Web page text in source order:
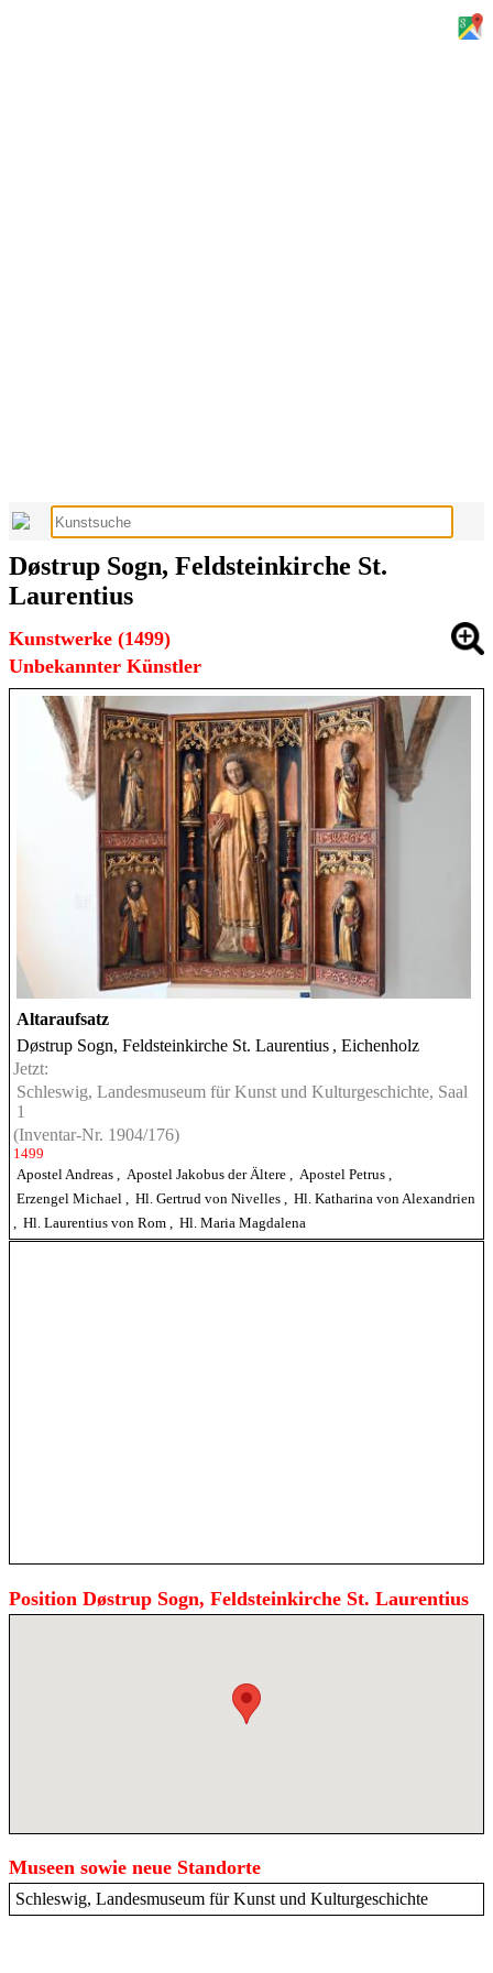
Døstrup Sogn, Feldsteinkirche St.
Laurentius
Kunstwerke (1499)
Unbekannter Künstler
Altaraufsatz
Døstrup Sogn, Feldsteinkirche St. Laurentius , Eichenholz
Jetzt:
Schleswig, Landesmuseum für Kunst und Kulturgeschichte, Saal
1
(Inventar-Nr. 1904/176)
1499
Apostel Andreas
Apostel Jakobus der Ältere Apostel Petrus
Erzengel Michael
Hl. Gertrud von Nivelles
Hl. Katharina von Alexandrien
Hl. Laurentius von Rom Hl. Maria Magdalena
Position Døstrup Sogn, Feldsteinkirche St. Laurentius
Museen sowie neue Standorte
Schleswig, Landesmuseum für Kunst und Kulturgeschichte